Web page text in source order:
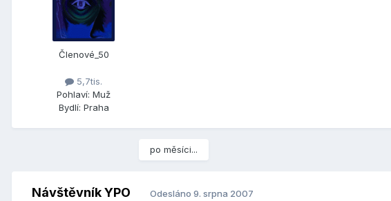
Členové_50
5,7tis.
Pohlaví: Muž
Bydlí: Praha
po měsíci...
Návštěvník YPO Odesláno 9. srpna 2007